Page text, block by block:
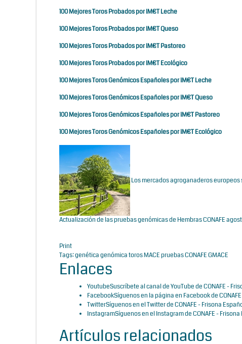
100 Mejores Toros Probados por IM€T Leche
100 Mejores Toros Probados por IM€T Queso
100 Mejores Toros Probados por IM€T Pastoreo
100 Mejores Toros Probados por IM€T Ecológico
100 Mejores Toros Genómicos Españoles por IM€T Leche
100 Mejores Toros Genómicos Españoles por IM€T Queso
100 Mejores Toros Genómicos Españoles por IM€T Pastoreo
100 Mejores Toros Genómicos Españoles por IM€T Ecológico
Los mercados agroganaderos
Actualización de las pruebas genómicas de Hembras CONAFE
Print
Tags:genéticagenómicatorosMACEpruebas CONAFEGMACE
Enlaces
YoutubeSuscríbete al canal de YouTube de CONAFE -
FacebookSíguenos en la página en Facebook de
TwitterSíguenos en el Twitter de CONAFE - Frisona
InstagramSíguenos en el Instagram de CONAFE -
Artículos relacionados